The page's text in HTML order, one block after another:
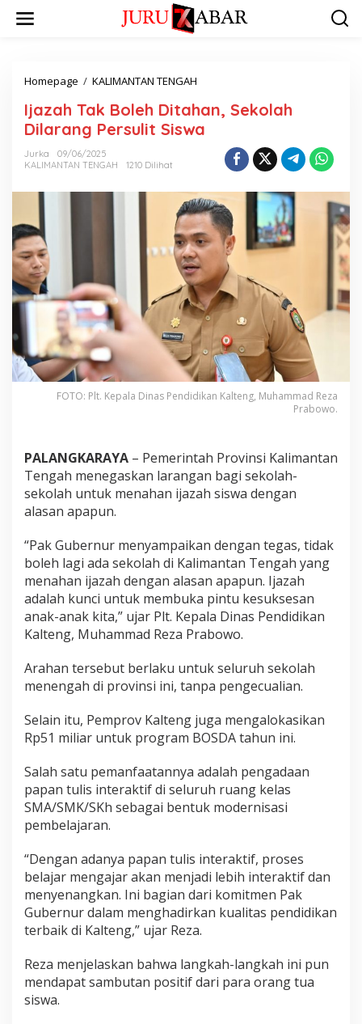
Homepage / KALIMANTAN TENGAH
Ijazah Tak Boleh Ditahan, Sekolah
Dilarang Persulit Siswa
Jurka
09/06/2025
KALIMANTAN TENGAH
1210 Dilihat
FOTO: Plt. Kepala Dinas Pendidikan Kalteng, Muhammad Reza
Prabowo.
PALANGKARAYA – Pemerintah Provinsi Kalimantan
Tengah menegaskan larangan bagi sekolah-
sekolah untuk menahan ijazah siswa dengan
alasan apapun.
“Pak Gubernur menyampaikan dengan tegas, tidak
boleh lagi ada sekolah di Kalimantan Tengah yang
menahan ijazah dengan alasan apapun. Ijazah
adalah kunci untuk membuka pintu kesuksesan
anak-anak kita,” ujar Plt. Kepala Dinas Pendidikan
Kalteng, Muhammad Reza Prabowo.
Arahan tersebut berlaku untuk seluruh sekolah
menengah di provinsi ini, tanpa pengecualian.
Selain itu, Pemprov Kalteng juga mengalokasikan
Rp51 miliar untuk program BOSDA tahun ini.
Salah satu pemanfaatannya adalah pengadaan
papan tulis interaktif di seluruh ruang kelas
SMA/SMK/SKh sebagai bentuk modernisasi
pembelajaran.
“Dengan adanya papan tulis interaktif, proses
belajar mengajar akan menjadi lebih interaktif dan
menyenangkan. Ini bagian dari komitmen Pak
Gubernur dalam menghadirkan kualitas pendidikan
terbaik di Kalteng,” ujar Reza.
Reza menjelaskan bahwa langkah-langkah ini pun
mendapat sambutan positif dari para orang tua
siswa.